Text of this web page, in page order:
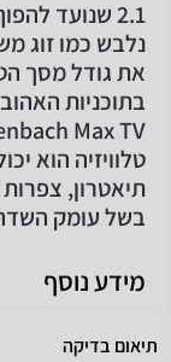
2.1 שנועד להפוך את הצפייה בטלוויזיה למהנה.
נלבש כמו זוג
את גודל מסך
בתוכניות
טלוויזיה הוא
תיאטרון,
בשל עומק
מידע נוסף
תיאום בדיקה